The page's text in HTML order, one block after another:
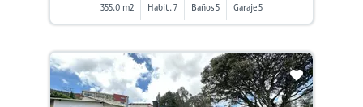
355.0 m2 Habit. 7 Baños 5 Garaje 5